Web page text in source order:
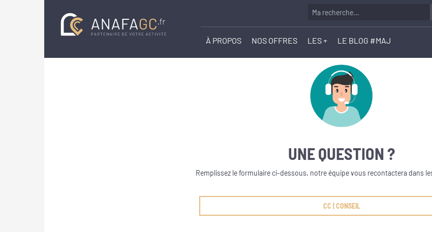
À PROPOS NOS OFFRES LES + LE BLOG #MAJ
UNE QUESTION ?
Remplissez le formulaire ci-dessous, notre équipe vous recontactera dans
CC | CONSEIL